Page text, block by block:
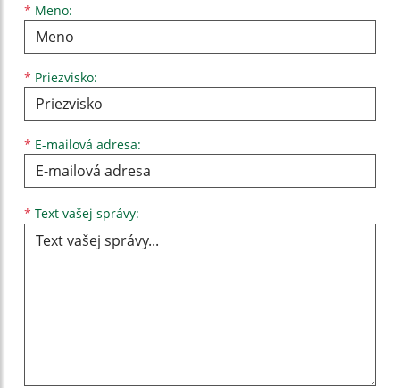
* Meno:
Meno
* Priezvisko:
Priezvisko
* E-mailová adresa:
E-mailová adresa
* Text vašej správy: